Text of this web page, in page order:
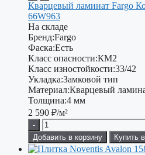
Кварцевый ламинат Fargo
66W963
На складе
Бренд:Fargo
Фаска:Есть
Класс опасности:КМ2
Класс изностойкости:33/42
Укладка:Замковой тип
Материал:Кварцевый
Толщина:4 мм
2 590 ₽/м²
-
Добавить в корзину
Купить